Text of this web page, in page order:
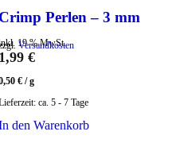
Perlen – 3 mm
19 % MwSt.
Versandkosten
€
€ /g
ca. 5 - 7 Tage
den Warenkorb